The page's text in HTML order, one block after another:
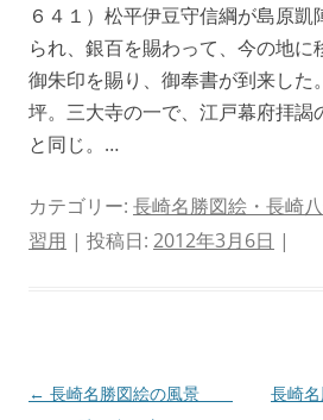
６４１）松平伊豆守信綱が島原
られ、銀百を賜わって、今の地
御朱印を賜り、御奉書が到来した
坪。三大寺の一で、江戸幕府拝謁
と同じ。…
カテゴリー: 長崎名勝図絵・長崎
習用 | 投稿日: 2012年3月6日 |
投
← 長崎名勝図絵の風景
長崎